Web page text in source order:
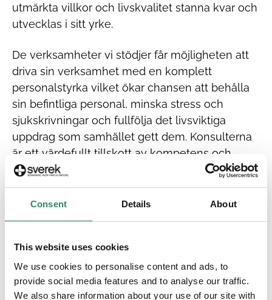
Consent Details About
This website uses cookies
We use cookies to personalise content and ads, to
provide social media features and to analyse our traffic.
We also share information about your use of our site with
utmärkta villkor och livskvalitet stanna kvar och
utvecklas i sitt yrke.
De verksamheter vi stödjer får möjligheten att
driva sin verksamhet med en komplett
personalstyrka vilket ökar chansen att behålla
sin befintliga personal, minska stress och
sjukskrivningar och fullfölja det livsviktiga
uppdrag som samhället gett dem. Konsulterna
är ett värdefullt tillskott av kompetens och
erfarenhet.
3 varför
Vi stärker hela Sveriges hälsa och livskvalitet genom
vårt bidrag till en jämlik och tillgänglig vård och
omsorg oavsett var i landet du bor.